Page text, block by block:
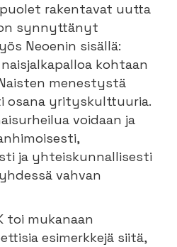
rakentavat uutta
synnyttänyt
Neoenin sisällä:
kohtaan
menestystä
osana yrityskulttuuria.
voidaan ja
ja yhteiskunnallisesti
vahvan
toi mukanaan
esimerkkejä siitä,